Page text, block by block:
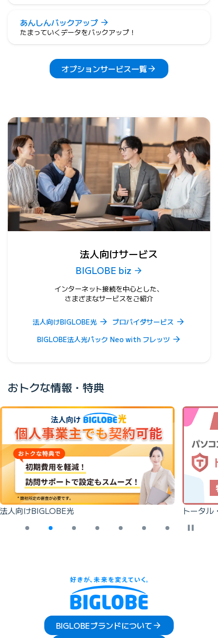
あんしんバックアップ
たまっていくデータをバックアップ！
オプションサービス一覧
法人向けサービス
BIGLOBE biz
インターネット接続を中心とした、
さまざまなサービスをご紹介
法人向けBIGLOBE光
プロバイダサービス
BIGLOBE法人光パック Neo with フレッツ
おトクな情報・特典
法人向けBIGLOBE光 トータル
BIGLOBEブランドについて